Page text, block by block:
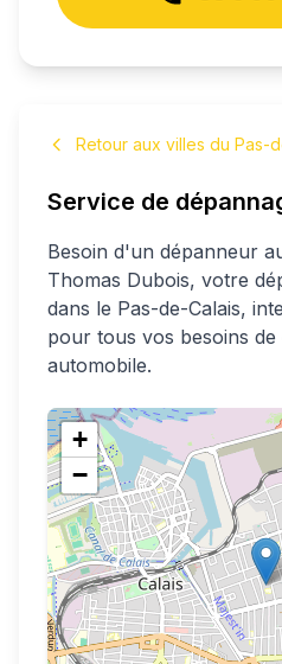
Retour aux villes du Pas-
Service de
Besoin d'un dépanneur
Thomas Dubois, votre
dans le Pas-de-Calais,
pour tous vos besoins de
automobile.
+
−